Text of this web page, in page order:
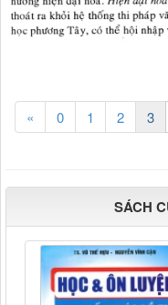
« 0 1 2 3
SÁCH